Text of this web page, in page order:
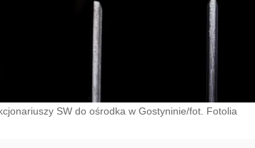
SW do ośrodka w Gostyninie/fot. Fotolia